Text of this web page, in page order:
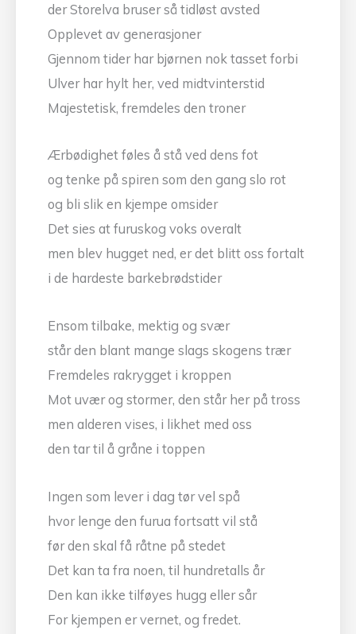
der Storelva bruser så tidløst avsted
Opplevet av generasjoner
Gjennom tider har bjørnen nok tasset forbi
Ulver har hylt her, ved midtvinterstid
Majestetisk, fremdeles den troner
Ærbødighet føles å stå ved dens fot
og tenke på spiren som den gang slo rot
og bli slik en kjempe omsider
Det sies at furuskog voks overalt
men blev hugget ned, er det blitt oss fortalt
i de hardeste barkebrødstider
Ensom tilbake, mektig og svær
står den blant mange slags skogens trær
Fremdeles rakrygget i kroppen
Mot uvær og stormer, den står her på tross
men alderen vises, i likhet med oss
den tar til å gråne i toppen
Ingen som lever i dag tør vel spå
hvor lenge den furua fortsatt vil stå
før den skal få råtne på stedet
Det kan ta fra noen, til hundretalls år
Den kan ikke tilføyes hugg eller sår
For kjempen er vernet, og fredet.